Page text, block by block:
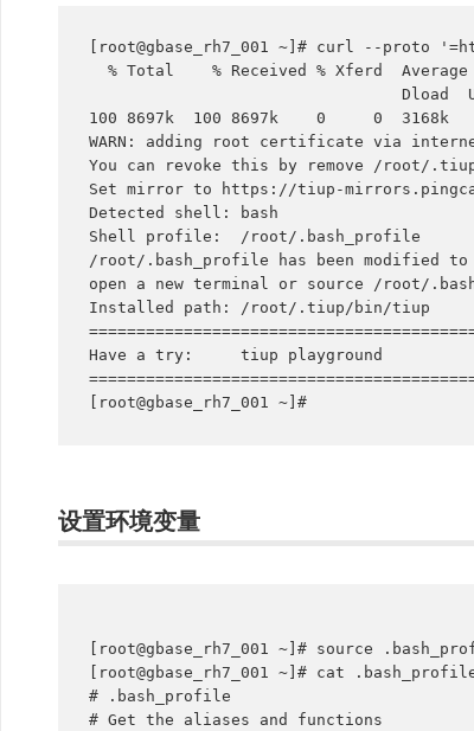
[root@gbase_rh7_001 ~]# curl --
100 8697k  100 8697k    0     0
WARN: adding root certificate via
You can revoke this by remove /root/
Set mirror to https://tiup-
Detected shell: bash
Shell profile:  /root/.bash_profile
/root/.bash_profile has been modified to
open a new terminal or source /root/
Installed path: /root/.tiup/bin/tiup
Have a try:     tiup playground
[root@gbase_rh7_001 ~]#
设置环境变量
[root@gbase_rh7_001 ~]# source
[root@gbase_rh7_001 ~]# cat
# .bash_profile
# Get the aliases and functions